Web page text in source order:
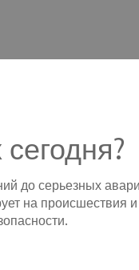
до серьезных
на происшествия